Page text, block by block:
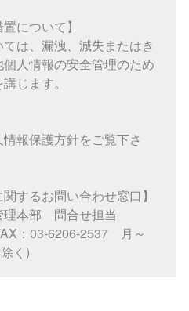
について】
は、漏洩、減失またはき
人情報の安全管理のため
じます。
報保護方針をご覧下さ
するお問い合わせ窓口】
本部 問合せ担当
：03-6206-2537 月～
く)